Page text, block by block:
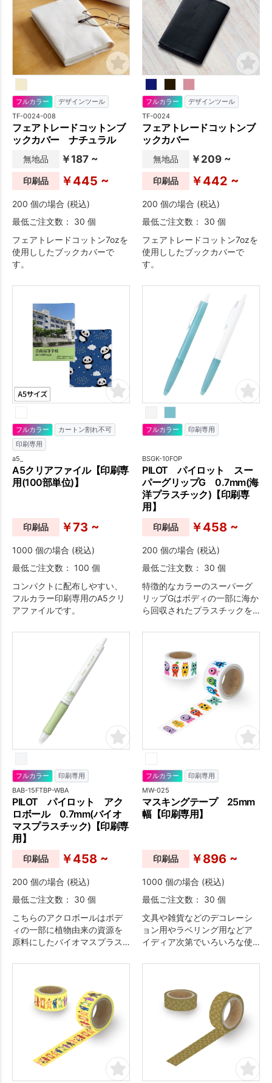
フルカラー デザインツール
TF-0024-008
フェアトレードコットンブ
ックカバー ナチュラル
無地品 ￥187 ~
印刷品 ￥445 ~
200 個の場合 (税込)
最低ご注文数： 30 個
フェアトレードコットン7ozを
使用ししたブックカバーで
す。
フルカラー デザインツール
TF-0024
フェアトレードコットンブ
ックカバー
無地品 ￥209 ~
印刷品 ￥442 ~
200 個の場合 (税込)
最低ご注文数： 30 個
フェアトレードコットン7ozを
使用ししたブックカバーで
す。
フルカラー
カートン割れ不可
印刷専用
a5_
A5クリアファイル【印刷専
用(100部単位)】
印刷品 ￥73 ~
1000 個の場合 (税込)
最低ご注文数： 100 個
コンパクトに配布しやすい、
フルカラー印刷専用のA5クリ
アファイルです。
フルカラー 印刷専用
BSGK-10FOP
PILOT パイロット スー
パーグリップG 0.7mm(海
洋プラスチック)【印刷専
用】
印刷品 ￥458 ~
200 個の場合 (税込)
最低ご注文数： 30 個
特徴的なカラーのスーパーグ
リップGはボディの一部に海か
ら回収されたプラスチックを
す。
フルカラー 印刷専用
BAB-15FTBP-WBA
PILOT パイロット アク
ロボール 0.7mm(バイオ
マスプラスチック)【印刷専
用】
印刷品 ￥458 ~
200 個の場合 (税込)
最低ご注文数： 30 個
こちらのアクロボールはボデ
ィの一部に植物由来の資源を
原料にしたバイオマスプラス
す。
フルカラー 印刷専用
MW-025
マスキングテープ 25mm
幅【印刷専用】
印刷品 ￥896 ~
1000 個の場合 (税込)
最低ご注文数： 30 個
文具や雑貨などのデコレーシ
ョン用やラベリング用などア
イディア次第でいろいろな使
プはイベント時の販売品とし